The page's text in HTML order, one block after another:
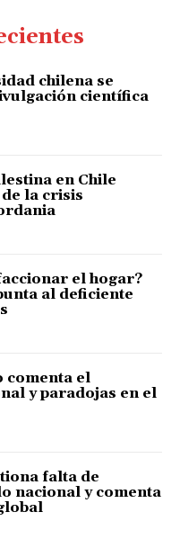
chilena se
científica
en Chile
la crisis
el hogar?
al deficiente
comenta el
y paradojas en el
falta de
nacional y comenta